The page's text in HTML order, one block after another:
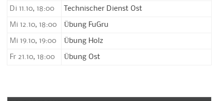
Di 11.10, 18:00 Technischer Dienst Ost
Mi 12.10, 18:00 Übung FuGru
Mi 19.10, 19:00 Übung Holz
Fr 21.10, 18:00 Übung Ost